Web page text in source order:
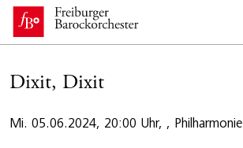
Dixit, Dixit
Mi. 05.06.2024, 20:00 Uhr, , Philharmonie